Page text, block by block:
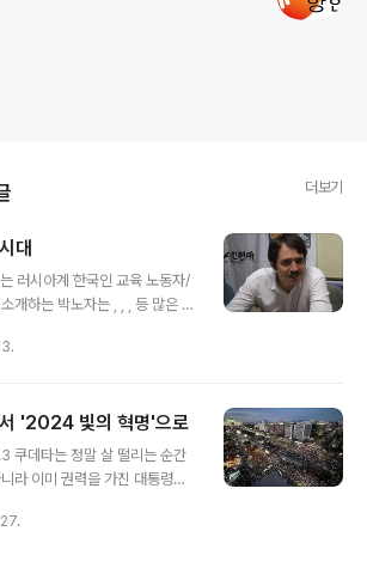
더보기
대
러시아계 한국인 교육 노동자/
박노자는 , , , 등 많은 책
을 다시 옮겨서 실을
도, 생각이 나는 "2024년을 상
없습니다. "용의 해"이어야 했
라기보다는 차라리 "독사"에
는) 패권 국가부터 시작합시다.
'2024 빛의 혁명'으로
쿠데타는 정말 살 떨리는 순간
라 이미 권력을 가진 대통령의
우가 훨씬 더 많았기 때문이다.